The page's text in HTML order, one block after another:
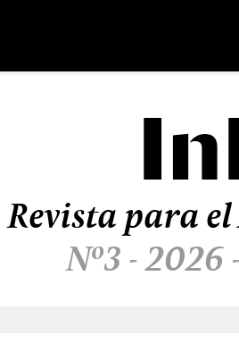
Revista para
Nº3 - 2026